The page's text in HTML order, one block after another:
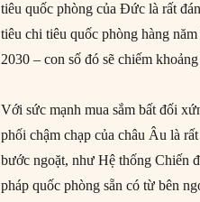
tiêu quốc phòng của Đức là rất
tiêu chi tiêu quốc phòng hàng
2030 – con số đó sẽ chiếm
Với sức mạnh mua sắm bất đối
phối chậm chạp của châu Âu là
bước ngoặt, như Hệ thống Chiến
pháp quốc phòng sẵn có từ bên